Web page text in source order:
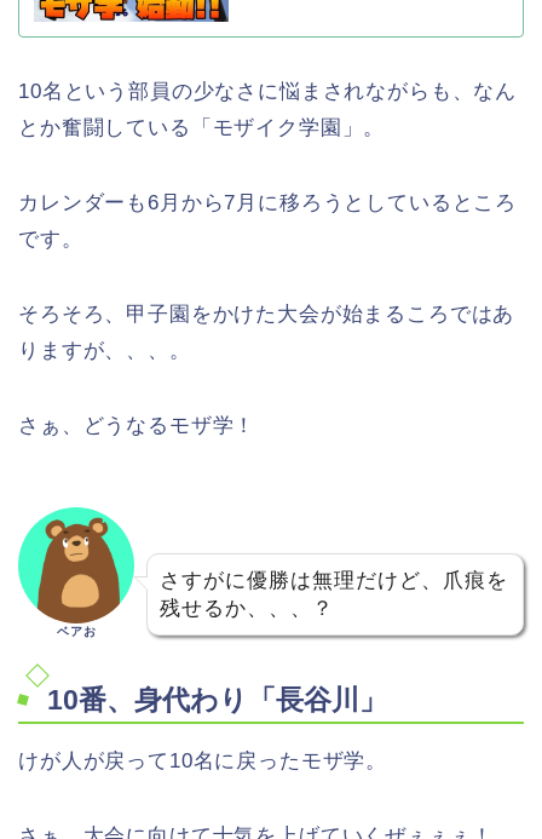
10名という部員の少なさに悩まされながらも、なん
とか奮闘している「モザイク学園」。
カレンダーも6月から7月に移ろうとしているところ
です。
そろそろ、甲子園をかけた大会が始まるころではあ
りますが、、、。
さぁ、どうなるモザ学！
ベアお
さすがに優勝は無理だけど、爪痕を
残せるか、、、？
10番、身代わり「長谷川」
けが人が戻って10名に戻ったモザ学。